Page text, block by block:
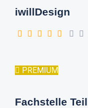
iwillDesign
PREMIUM
Fachstelle